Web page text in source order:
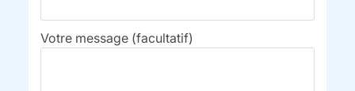
Votre message (facultatif)